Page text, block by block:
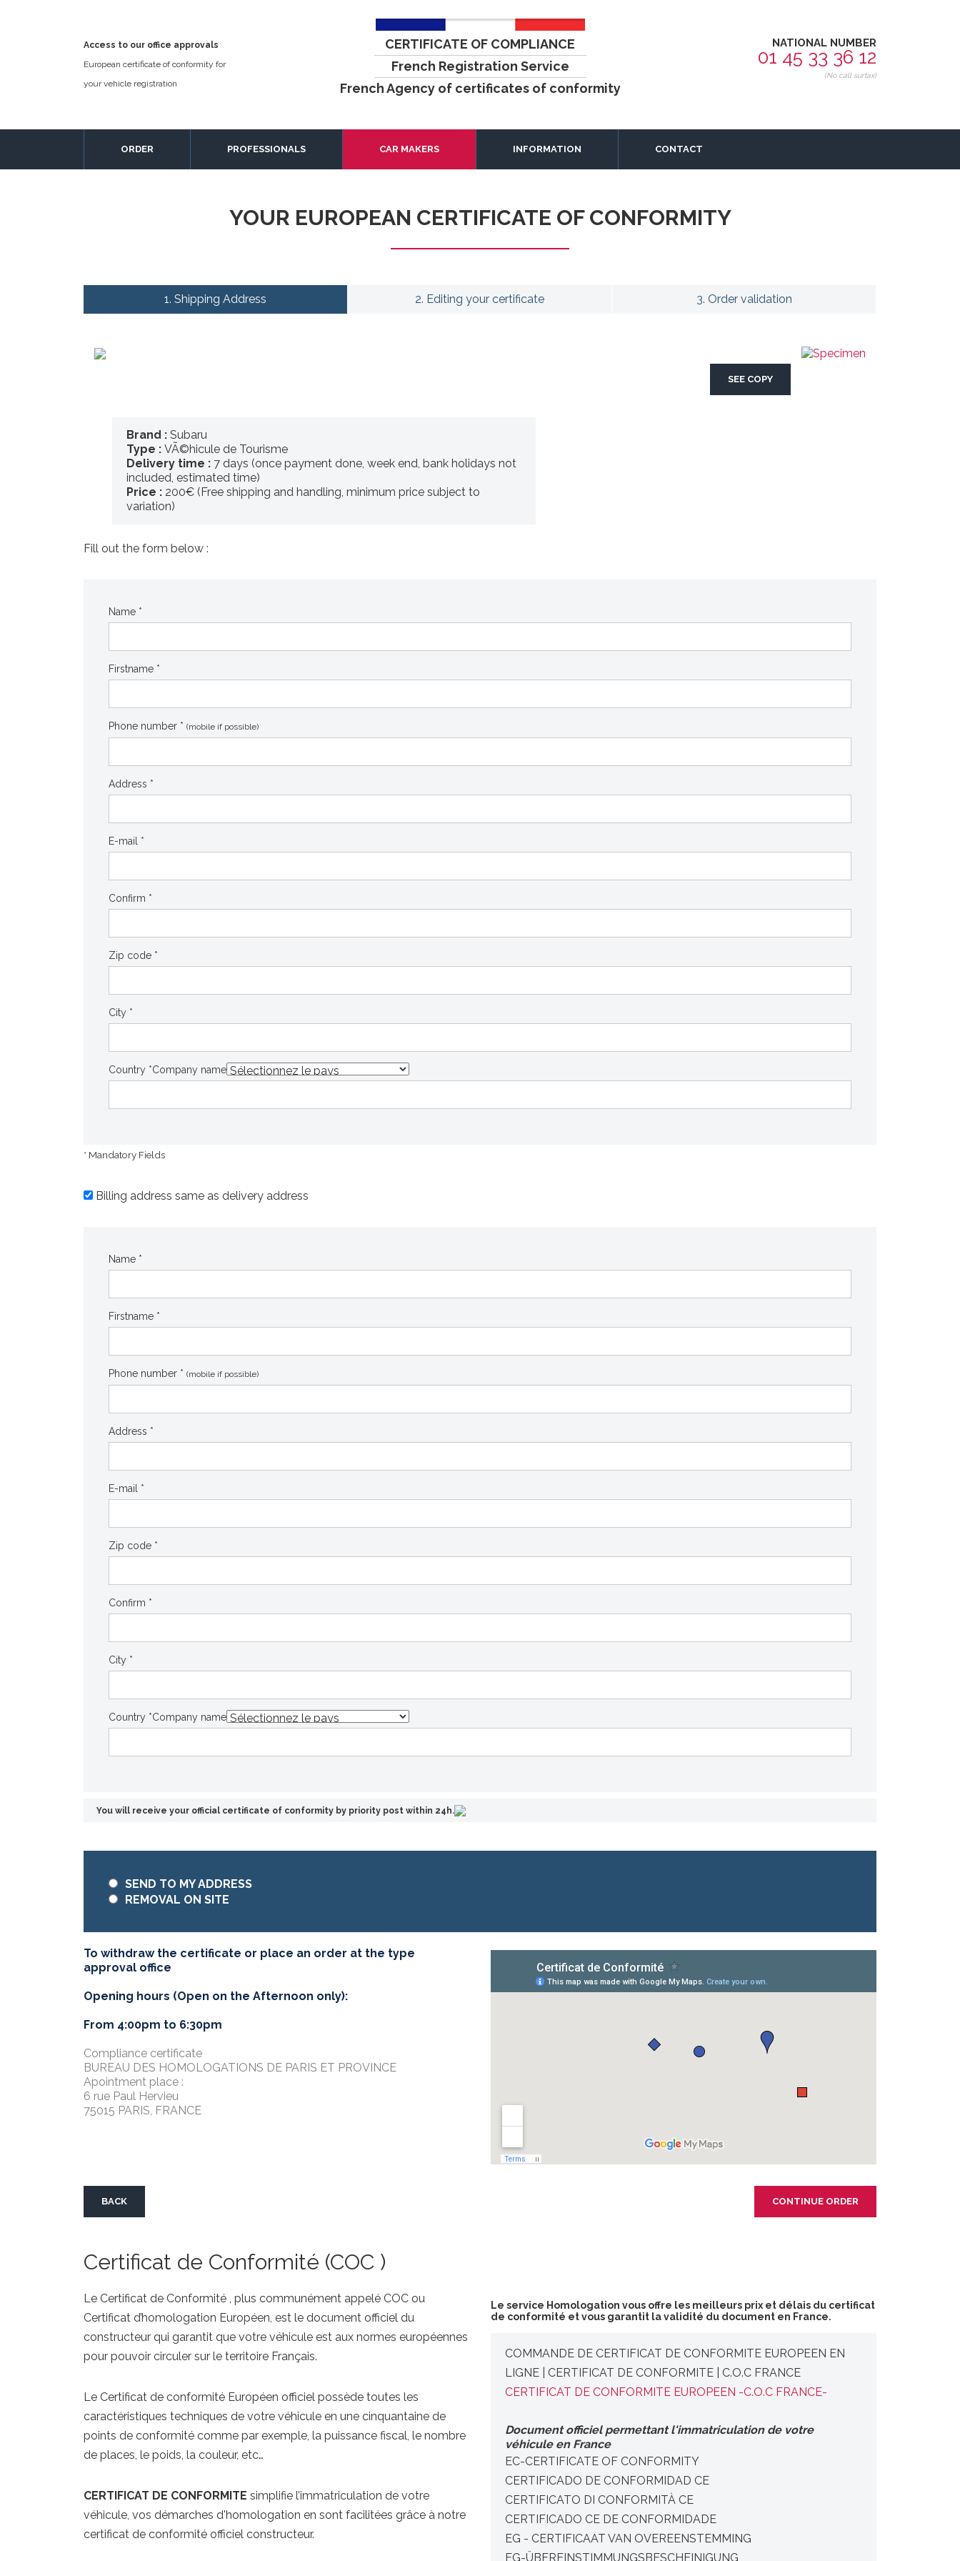
Access to our office approvals
European certificate of conformity for
your vehicle registration
CERTIFICATE OF COMPLIANCE
French Registration Service
French Agency of certificates of conformity
NATIONAL NUMBER
01 45 33 36 12
(No call surtax)
ORDER PROFESSIONALS CAR MAKERS INFORMATION CONTACT
YOUR EUROPEAN CERTIFICATE OF CONFORMITY
1. Shipping Address 2. Editing your certificate 3. Order validation
Brand : Subaru
Type : VÃ©hicule de Tourisme
Delivery time : 7 days (once payment done, week end, bank holidays not
included, estimated time)
Price : 200€ (Free shipping and handling, minimum price subject to
variation)
SEE COPY
Fill out the form below :
Name *
Firstname *
Phone number * (mobile if possible)
Address *
E-mail *
Confirm *
Zip code *
City *
Country *Company name
* Mandatory Fields
Billing address same as delivery address
Name *
Firstname *
Phone number * (mobile if possible)
Address *
E-mail *
Zip code *
Confirm *
City *
Country *Company name
You will receive your official certificate of conformity by priority post within 24h.
SEND TO MY ADDRESS
REMOVAL ON SITE
To withdraw the certificate or place an order at the type
approval office
Opening hours (Open on the Afternoon only):
From 4:00pm to 6:30pm
Compliance certificate
BUREAU DES HOMOLOGATIONS DE PARIS ET PROVINCE
Apointment place :
6 rue Paul Hervieu
75015 PARIS, FRANCE
BACK
Certificat de Conformité (COC )
Le Certificat de Conformité , plus communément appelé COC ou
Certificat d’homologation Européen, est le document officiel du
constructeur qui garantit que votre véhicule est aux normes européennes
pour pouvoir circuler sur le territoire Français.
Le Certificat de conformité Européen officiel possède toutes les
caractéristiques techniques de votre véhicule en une cinquantaine de
points de conformité comme par exemple, la puissance fiscal, le nombre
de places, le poids, la couleur, etc…
CERTIFICAT DE CONFORMITE simplifie l’immatriculation de votre
véhicule, vos démarches d'homologation en sont facilitées grâce à notre
certificat de conformité officiel constructeur.
Le service Homologation vous offre les meilleurs prix et délais du certificat
de conformité et vous garantit la validité du document en France.
COMMANDE DE CERTIFICAT DE CONFORMITE EUROPEEN EN
LIGNE | CERTIFICAT DE CONFORMITE | C.O.C FRANCE
CERTIFICAT DE CONFORMITE EUROPEEN -C.O.C FRANCE-
Document officiel permettant l'immatriculation de votre
véhicule en France
EC-CERTIFICATE OF CONFORMITY
CERTIFICADO DE CONFORMIDAD CE
CERTIFICATO DI CONFORMITÀ CE
CERTIFICADO CE DE CONFORMIDADE
EG - CERTIFICAAT VAN OVEREENSTEMMING
EG-ÜBEREINSTIMMUNGSBESCHEINIGUNG